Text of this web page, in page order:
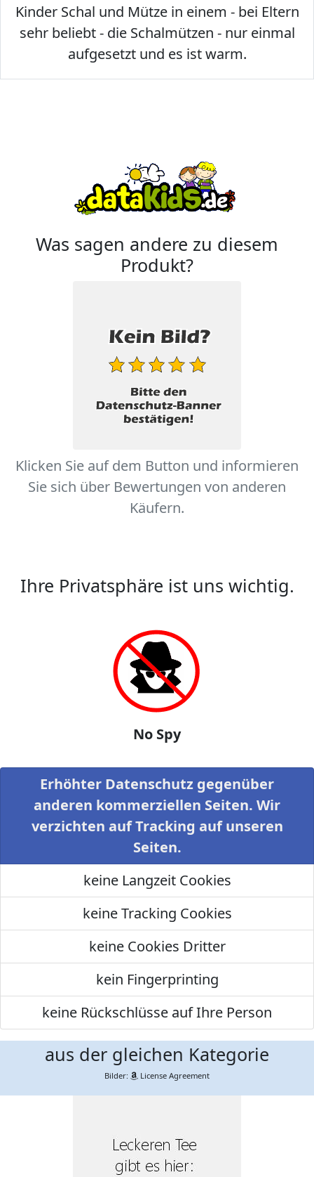
Kinder Schal und Mütze in einem - bei Eltern
sehr beliebt - die Schalmützen - nur einmal
aufgesetzt und es ist warm.
Was sagen andere zu diesem
Produkt?
Klicken Sie auf dem Button und informieren
Sie sich über Bewertungen von anderen
Käufern.
Ihre Privatsphäre ist uns wichtig.
No Spy
Erhöhter Datenschutz gegenüber
anderen kommerziellen Seiten. Wir
verzichten auf Tracking auf unseren
Seiten.
keine Langzeit Cookies
keine Tracking Cookies
keine Cookies Dritter
kein Fingerprinting
keine Rückschlüsse auf Ihre Person
aus der gleichen Kategorie
Bilder: License Agreement